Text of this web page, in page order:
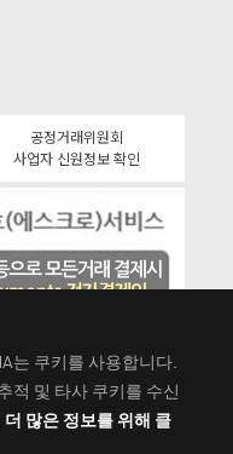
공정거래위원회
사업자 신원정보 확인